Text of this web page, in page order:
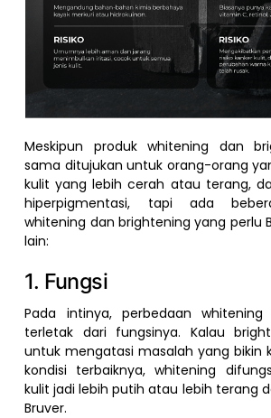
Meskipun produk whitening dan
sama ditujukan untuk orang-orang
kulit yang lebih cerah atau terang,
hiperpigmentasi, tapi ada
whitening dan brightening yang perlu
lain:
1. Fungsi
Pada intinya, perbedaan
terletak dari fungsinya. Kalau
untuk mengatasi masalah yang bikin
kondisi terbaiknya, whitening
kulit jadi lebih putih atau lebih terang
Bruver.